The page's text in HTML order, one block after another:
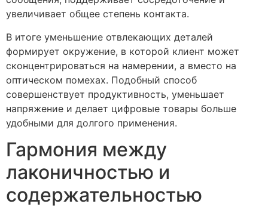
увеличивает общее степень контакта.
В итоге уменьшение отвлекающих деталей
формирует окружение, в которой клиент может
сконцентрироваться на намерении, а вместо на
оптическом помехах. Подобный способ
совершенствует продуктивность, уменьшает
напряжение и делает цифровые товары больше
удобными для долгого применения.
Гармония между
лаконичностью и
содержательностью